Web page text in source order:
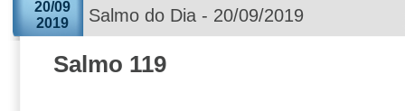
20/09
2019
Salmo do Dia - 20/09/2019
Salmo 119